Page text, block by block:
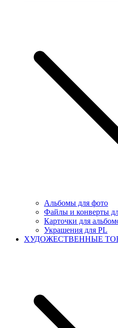
Альбомы для фото
Файлы и конверты
Карточки для
Украшения для PL
ХУДОЖЕСТВЕННЫЕ